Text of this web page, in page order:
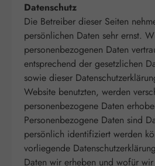
Datenschutz
Die Betreiber dieser Seiten
persönlichen Daten sehr ernst.
personenbezogenen Daten
entsprechend der gesetzlichen
sowie dieser
Website benutzten, werden
personenbezogene Daten
Personenbezogene Daten sind
persönlich identifiziert werden
vorliegende
Daten wir erheben und wofür